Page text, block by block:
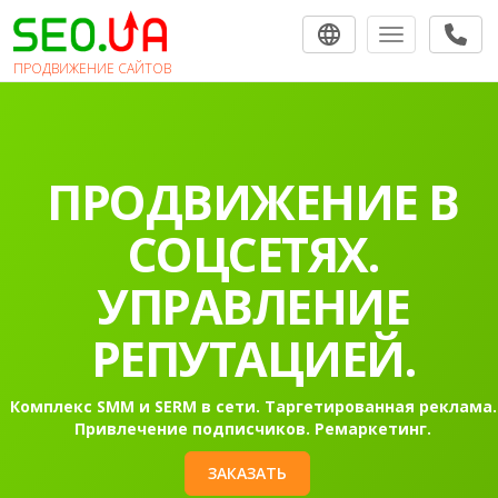
ПРОДВИЖЕНИЕ САЙТОВ
Toggle
ПРОДВИЖЕНИЕ В
СОЦСЕТЯХ.
УПРАВЛЕНИЕ
РЕПУТАЦИЕЙ.
Комплекс SMM и SERM в сети. Таргетированная реклама.
Привлечение подписчиков. Ремаркетинг.
ЗАКАЗАТЬ